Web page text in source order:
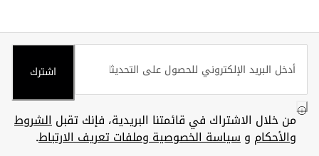
اشترك
من خلال الاشتراك في قائمتنا البريدية، فإنك تقبلالشروط
والأحكام وسياسة الخصوصية وملفات تعريف الارتباط.